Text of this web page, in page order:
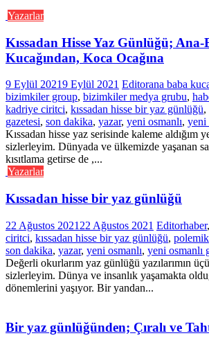
Yazarlar
Kıssadan Hisse Yaz Günlüğü; Ana-
Kucağından, Koca Ocağına
9 Eylül 20219 Eylül 2021 Editorana baba
bizimkiler group, bizimkiler medya grubu,
kadriye ciritci, kıssadan hisse bir yaz günlüğü,
gazetesi, son dakika, yazar, yeni osmanlı, yeni
Kıssadan hisse yaz serisinde kaleme aldığım
sizlerleyim. Dünyada ve ülkemizde yaşanan
kısıtlama getirse de ,...
Yazarlar
Kıssadan hisse bir yaz günlüğü
22 Ağustos 2021 22 Ağustos 2021 Editorhaber,
ciritci, kıssadan hisse bir yaz günlüğü, polemik
son dakika, yazar, yeni osmanlı, yeni osmanlı
Değerli okurlarım yaz günlüğü yazılarımın
sizlerleyim. Dünya ve insanlık yaşamakta
dönemlerini yaşıyor. Bir yandan...
Bir yaz günlüğünden; Çıralı ve